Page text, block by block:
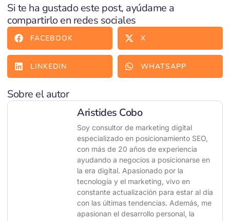
Si te ha gustado este post, ayúdame a
compartirlo en redes sociales
FACEBOOK X
LINKEDIN WHATSAPP
Sobre el autor
Aristides Cobo
Soy consultor de marketing digital
especializado en posicionamiento SEO,
con más de 20 años de experiencia
ayudando a negocios a posicionarse en
la era digital. Apasionado por la
tecnología y el marketing, vivo en
constante actualización para estar al día
con las últimas tendencias. Además, me
apasionan el desarrollo personal, la